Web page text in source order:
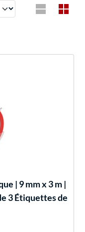
| 9 mm x 3 m |
3 Étiquettes de